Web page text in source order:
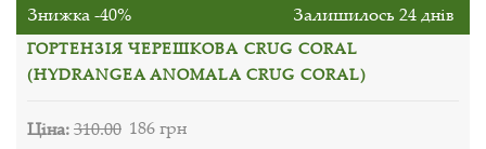
Знижка -40% Залишилось 24 днів
ГОРТЕНЗІЯ ЧЕРЕШКОВА CRUG CORAL
(HYDRANGEA ANOMALA CRUG CORAL)
Ціна:310.00 186 грн